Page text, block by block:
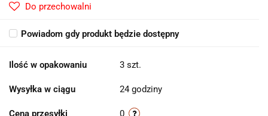
Do przechowalni
Powiadom gdy produkt będzie dostępny
Ilość w opakowaniu 3 szt.
Wysyłka w ciągu 24 godziny
Cena przesyłki 0